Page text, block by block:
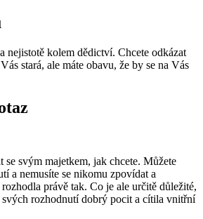
nejistotě kolem dědictví. Chcete odkázat
stará, ale máte obavu, že by se na Vás
se svým majetkem, jak chcete. Můžete
a nemusíte se nikomu zpovídat a
právě tak. Co je ale určitě důležité,
svých rozhodnutí dobrý pocit a cítila vnitřní